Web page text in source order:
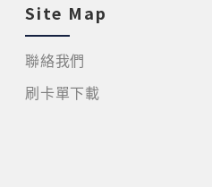
Site Map
聯絡我們
刷卡單下載